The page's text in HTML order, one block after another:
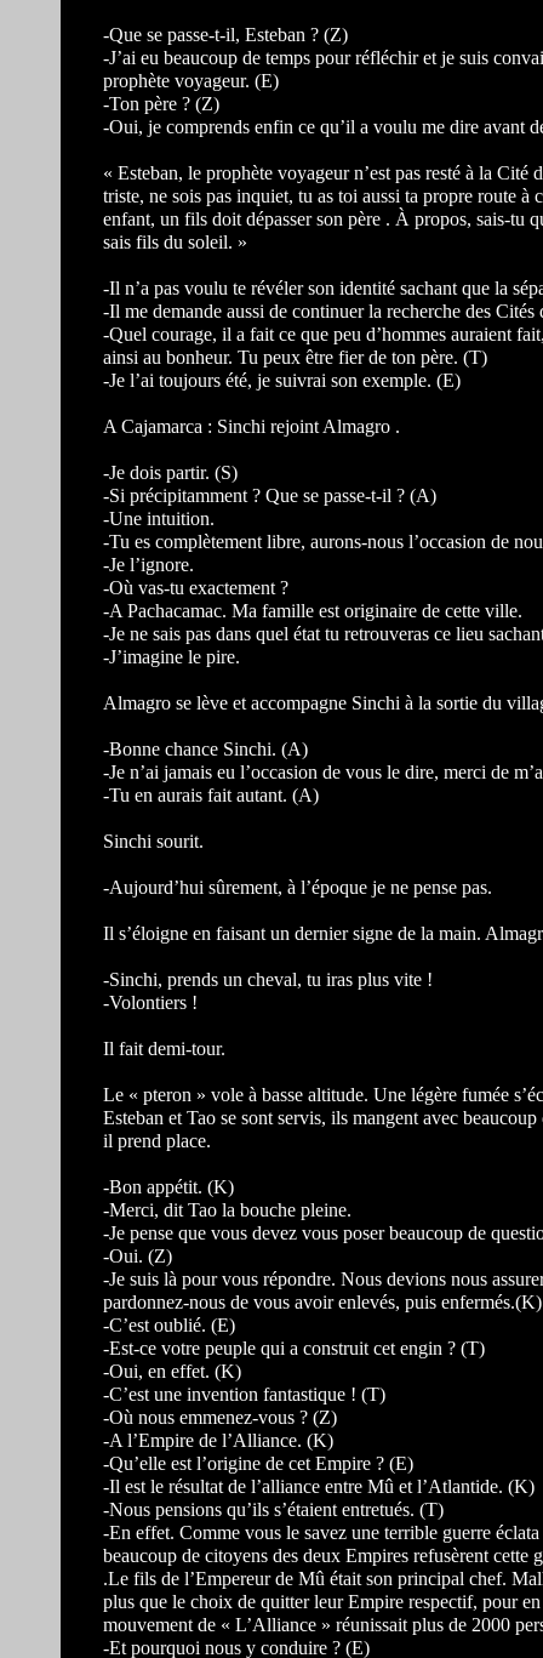
-Que se passe-t-il, Esteban ? (Z)
-J’ai eu beaucoup de temps pour réfléchir et je suis
prophète voyageur. (E)
-Ton père ? (Z)
-Oui, je comprends enfin ce qu’il a voulu me dire avant
« Esteban, le prophète voyageur n’est pas resté à la
triste, ne sois pas inquiet, tu as toi aussi ta propre route
enfant, un fils doit dépasser son père . À propos, sais-tu
sais fils du soleil. »
-Il n’a pas voulu te révéler son identité sachant que la
-Il me demande aussi de continuer la recherche des Cités
-Quel courage, il a fait ce que peu d’hommes auraient
ainsi au bonheur. Tu peux être fier de ton père. (T)
-Je l’ai toujours été, je suivrai son exemple. (E)
A Cajamarca : Sinchi rejoint Almagro .
-Je dois partir. (S)
-Si précipitamment ? Que se passe-t-il ? (A)
-Une intuition.
-Tu es complètement libre, aurons-nous l’occasion de
-Je l’ignore.
-Où vas-tu exactement ?
-A Pachacamac. Ma famille est originaire de cette ville.
-Je ne sais pas dans quel état tu retrouveras ce lieu
-J’imagine le pire.
Almagro se lève et accompagne Sinchi à la sortie du
-Bonne chance Sinchi. (A)
-Je n’ai jamais eu l’occasion de vous le dire, merci de
-Tu en aurais fait autant. (A)
Sinchi sourit.
-Aujourd’hui sûrement, à l’époque je ne pense pas.
Il s’éloigne en faisant un dernier signe de la main.
-Sinchi, prends un cheval, tu iras plus vite !
-Volontiers !
Il fait demi-tour.
Le « pteron » vole à basse altitude. Une légère fumée
Esteban et Tao se sont servis, ils mangent avec
il prend place.
-Bon appétit. (K)
-Merci, dit Tao la bouche pleine.
-Je pense que vous devez vous poser beaucoup de
-Oui. (Z)
-Je suis là pour vous répondre. Nous devions nous
pardonnez-nous de vous avoir enlevés, puis enfermés.(K)
-C’est oublié. (E)
-Est-ce votre peuple qui a construit cet engin ? (T)
-Oui, en effet. (K)
-C’est une invention fantastique ! (T)
-Où nous emmenez-vous ? (Z)
-A l’Empire de l’Alliance. (K)
-Qu’elle est l’origine de cet Empire ? (E)
-Il est le résultat de l’alliance entre Mû et l’Atlantide. (K)
-Nous pensions qu’ils s’étaient entretués. (T)
-En effet. Comme vous le savez une terrible guerre
beaucoup de citoyens des deux Empires refusèrent
.Le fils de l’Empereur de Mû était son principal chef.
plus que le choix de quitter leur Empire respectif, pour
mouvement de « L’Alliance » réunissait plus de 2000
-Et pourquoi nous y conduire ? (E)